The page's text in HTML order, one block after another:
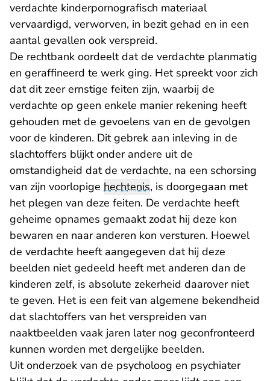
verdachte kinderpornografisch materiaal
vervaardigd, verworven, in bezit gehad en in een
aantal gevallen ook verspreid.
De rechtbank oordeelt dat de verdachte planmatig
en geraffineerd te werk ging. Het spreekt voor zich
dat dit zeer ernstige feiten zijn, waarbij de
verdachte op geen enkele manier rekening heeft
gehouden met de gevoelens van en de gevolgen
voor de kinderen. Dit gebrek aan inleving in de
slachtoffers blijkt onder andere uit de
omstandigheid dat de verdachte, na een schorsing
van zijn voorlopige hechtenis, is doorgegaan met
het plegen van deze feiten. De verdachte heeft
geheime opnames gemaakt zodat hij deze kon
bewaren en naar anderen kon versturen. Hoewel
de verdachte heeft aangegeven dat hij deze
beelden niet gedeeld heeft met anderen dan de
kinderen zelf, is absolute zekerheid daarover niet
te geven. Het is een feit van algemene bekendheid
dat slachtoffers van het verspreiden van
naaktbeelden vaak jaren later nog geconfronteerd
kunnen worden met dergelijke beelden.
Uit onderzoek van de psycholoog en psychiater